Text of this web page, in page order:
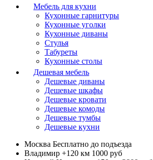
Мебель для кухни
Кухонные гарнитуры
Кухонные уголки
Кухонные диваны
Стулья
Табуреты
Кухонные столы
Дешевая мебель
Дешевые диваны
Дешевые шкафы
Дешевые кровати
Дешевые комоды
Дешевые тумбы
Дешевые кухни
Москва Бесплатно до подъезда
Владимир +120 км 1000 руб